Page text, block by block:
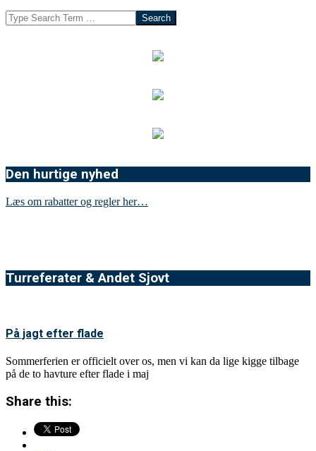
Search
Den hurtige nyhed
Læs om rabatter og regler her…
Turreferater & Andet Sjovt
På jagt efter flade
Sommerferien er officielt over os, men vi kan da lige kigge tilbage
på de to havture efter flade i maj
Share this: